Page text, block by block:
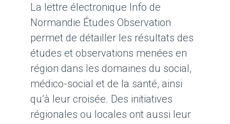
La lettre électronique Info de
Normandie Études Observation
permet de détailler les résultats des
études et observations menées en
région dans les domaines du social,
médico-social et de la santé, ainsi
qu’à leur croisée. Des initiatives
régionales ou locales ont aussi leur